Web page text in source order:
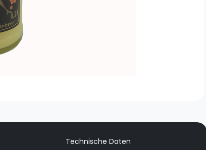
Technische Daten